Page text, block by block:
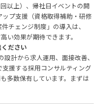
以上）、帰社日イベントの開
プ支援（資格取得補助・研修
チェンジ制度」の導入は、
い効果が期待できます。
ださい
計から求人運用、面接改善、
援する採用コンサルティング
多数保有しています。まずは